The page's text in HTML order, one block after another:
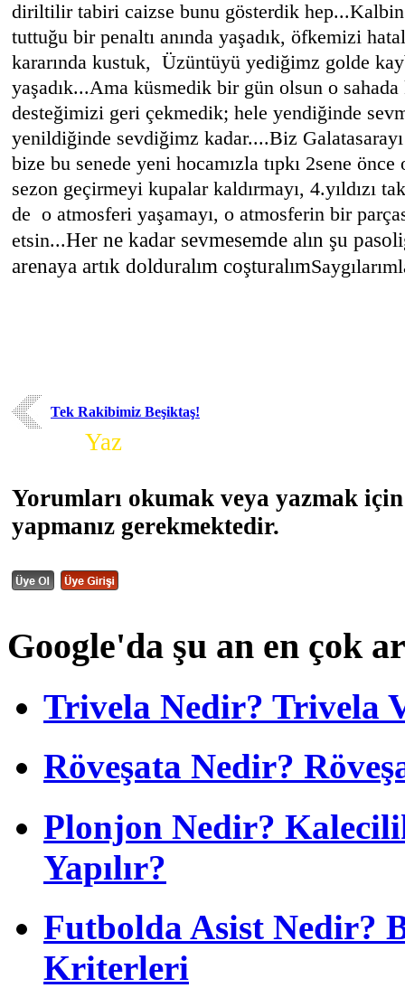
diriltilir tabiri caizse bunu gösterdik hep...Kalbin
tuttuğu bir penaltı anında yaşadık, öfkemizi
kararında kustuk, Üzüntüyü yediğimz golde
yaşadık...Ama küsmedik bir gün olsun o sahada
desteğimizi geri çekmedik; hele yendiğinde
yenildiğinde sevdiğimz kadar....Biz
bize bu senede yeni hocamızla tıpkı 2sene önce
sezon geçirmeyi kupalar kaldırmayı, 4.yıldızı
de o atmosferi yaşamayı, o atmosferin bir
etsin...Her ne kadar sevmesemde alın şu
arenaya artık dolduralım coşturalım
Tek Rakibimiz Beşiktaş!
Yaz
Yorumları okumak veya yazmak
yapmanız gerekmektedir.
Google'da şu an en çok
Trivela Nedir? Trivela
Röveşata Nedir?
Plonjon Nedir?
Yapılır?
Futbolda Asist Nedir?
Kriterleri